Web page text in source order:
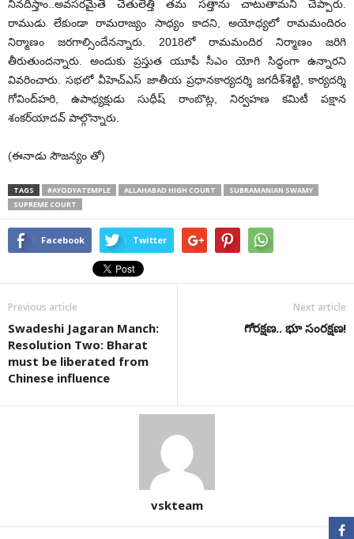
నినదిస్తాం..అవసరమైతే చేతులెత్తి తమ సత్తాను చాటుతామని చెప్పారు.
రాముడు లేకుండా రామరాజ్యం సాధ్యం కాదని, అయోధ్యలో రామమందిరం
నిర్మాణం జరగాల్సిందేనన్నారు. 2018లో రామమందిర నిర్మాణం జరిగి
తీరుతుందన్నారు. అందుకు ప్రస్తుత యూపీ సీఎం యోగి సిద్ధంగా ఉన్నారని
వివరించారు. సభలో వీహెచ్‌ఎస్‌ జాతీయ ప్రధానకార్యదర్శి జగదీశ్‌శెట్టి, కార్యదర్శి
గోవింద్‌హరి, ఉపాధ్యక్షుడు సుధీష్‌ రాంబొట్ల, నిర్వహణ కమిటీ పక్షాన
శంకర్‌యాదవ్‌ పాల్గొన్నారు.
(ఈనాడు సౌజన్యం తో)
TAGS #AYODYATEMPLE ALLAHABAD HIGH COURT
SUBRAMANIAN SWAMY
SUPREME COURT
Facebook Twitter
Previous article
Swadeshi Jagaran Manch:
Resolution Two: Bharat
must be liberated from
Chinese influence
Next article
గోరక్షణ.. భూ సంరక్షణ!
vskteam